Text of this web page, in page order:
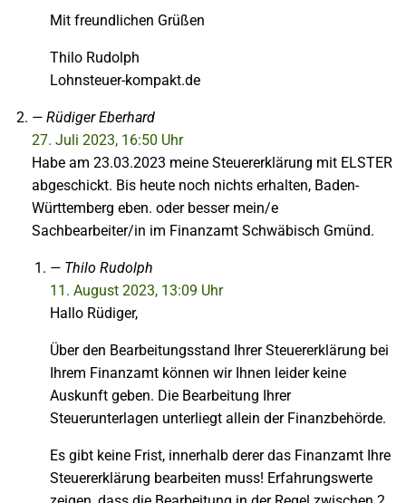
Mit freundlichen Grüßen
Thilo Rudolph
Lohnsteuer-kompakt.de
Rüdiger Eberhard
27. Juli 2023, 16:50 Uhr
Habe am 23.03.2023 meine Steuererklärung mit ELSTER
abgeschickt. Bis heute noch nichts erhalten, Baden-
Württemberg eben. oder besser mein/e
Sachbearbeiter/in im Finanzamt Schwäbisch Gmünd.
Thilo Rudolph
11. August 2023, 13:09 Uhr
Hallo Rüdiger,
Über den Bearbeitungsstand Ihrer Steuererklärung bei
Ihrem Finanzamt können wir Ihnen leider keine
Auskunft geben. Die Bearbeitung Ihrer
Steuerunterlagen unterliegt allein der Finanzbehörde.
Es gibt keine Frist, innerhalb derer das Finanzamt Ihre
Steuererklärung bearbeiten muss! Erfahrungswerte